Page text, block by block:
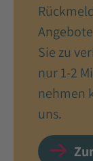
Sie zu
nur 1-2
nehmen
uns.